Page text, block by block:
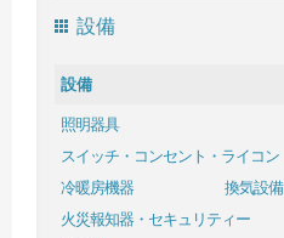
設備
設備
照明器具
スイッチ・コンセント・ライコン
冷暖房機器
換気設備
火災報知器・セキュリティー